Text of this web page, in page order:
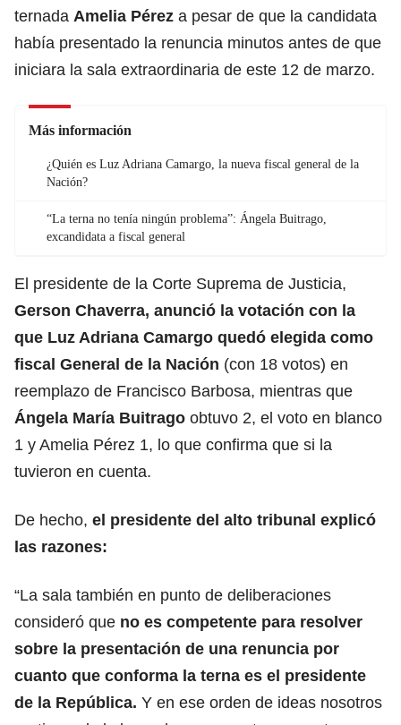
ternada Amelia Pérez a pesar de que la candidata
había presentado la renuncia minutos antes de que
iniciara la sala extraordinaria de este 12 de marzo.
Más información
¿Quién es Luz Adriana Camargo, la nueva fiscal general de la
Nación?
“La terna no tenía ningún problema”: Ángela Buitrago,
excandidata a fiscal general
El presidente de la Corte Suprema de Justicia,
Gerson Chaverra, anunció la votación con la
que Luz Adriana Camargo quedó elegida como
fiscal General de la Nación (con 18 votos) en
reemplazo de Francisco Barbosa, mientras que
Ángela María Buitrago obtuvo 2, el voto en blanco
1 y Amelia Pérez 1, lo que confirma que si la
tuvieron en cuenta.
De hecho, el presidente del alto tribunal explicó
las razones:
“La sala también en punto de deliberaciones
consideró que no es competente para resolver
sobre la presentación de una renuncia por
cuanto que conforma la terna es el presidente
de la República. Y en ese orden de ideas nosotros